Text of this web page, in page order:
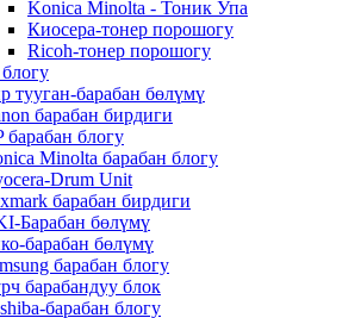
Konica Minolta - Тоник Упа
Киосера-тонер порошогу
Ricoh-тонер порошогу
тууган-барабан бөлүмү
барабан бирдиги
барабан блогу
Minolta барабан блогу
Drum Unit
барабан бирдиги
Барабан бөлүмү
барабан бөлүмү
барабан блогу
барабандуу блок
барабан блогу